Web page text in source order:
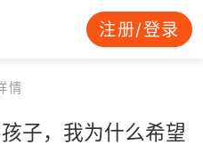
注册/登录
情
子，我为什么希望